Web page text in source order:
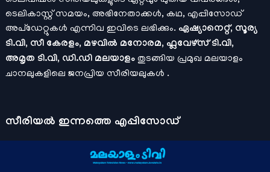
ടെലികാസ്റ്റ് സമയം, അഭിനേതാക്കൾ, കഥ, എപ്പിസോഡ്
അപ്ഡേറ്റുകൾ എന്നിവ ഇവിടെ ലഭിക്കും. ഏഷ്യാനെറ്റ്, സൂര്യ
ടി.വി, സീ കേരളം, മഴവിൽ മനോരമ, ഫ്ലവേഴ്സ് ടി.വി,
അമൃത ടി.വി, ഡി.ഡി മലയാളം തുടങ്ങിയ പ്രമുഖ മലയാളം
ചാനലുകളിലെ ജനപ്രിയ സീരിയലുകൾ .
സീരിയല്‍ ഇന്നത്തെ എപ്പിസോഡ്
ചാനലുകളുടെ ഔദ്യോഗിക മൊബൈല്‍ ആപ്പുകള്‍ , ഒഫിഷ്യല്‍
യൂട്യൂബ് ചാനല്‍ ഇവ ഉപയോഗപ്പെടുത്തി കഴിഞ്ഞുപോയ